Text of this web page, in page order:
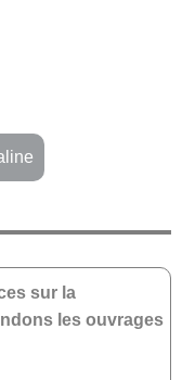
sur la
les ouvrages